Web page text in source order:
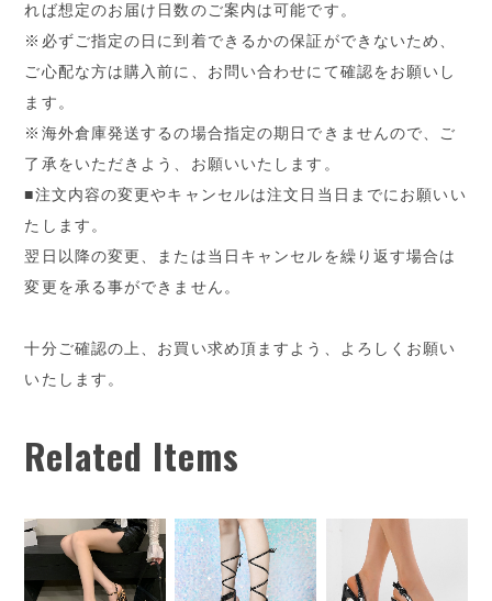
れば想定のお届け日数のご案内は可能です。
※必ずご指定の日に到着できるかの保証ができないため、
ご心配な方は購入前に、お問い合わせにて確認をお願いし
ます。
※海外倉庫発送するの場合指定の期日できませんので、ご
了承をいただきよう、お願いいたします。
■注文内容の変更やキャンセルは注文日当日までにお願いい
たします。
翌日以降の変更、または当日キャンセルを繰り返す場合は
変更を承る事ができません。
十分ご確認の上、お買い求め頂ますよう、よろしくお願い
いたします。
Related Items